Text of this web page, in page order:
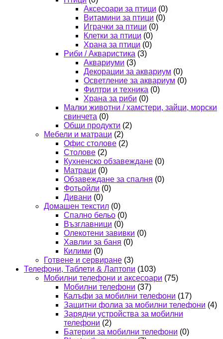
Аксесоари за птици (0)
Витамини за птици (0)
Играчки за птици (0)
Клетки за птици (0)
Храна за птици (0)
Риби / Акваристика (3)
Аквариуми (3)
Декорации за аквариум (0)
Осветление за аквариум (0)
Филтри и техника (0)
Храна за риби (0)
Малки животни / хамстери, зайци, морски
свинчета (0)
Общи продукти (2)
Мебели и матраци (2)
Офис столове (2)
Столове (2)
Кухненско обзавеждане (0)
Матраци (0)
Обзавеждане за спалня (0)
Фотьойли (0)
Дивани (0)
Домашен текстил (0)
Спално бельо (0)
Възглавници (0)
Олекотени завивки (0)
Хавлии за баня (0)
Килими (0)
Готвене и сервиране (3)
Телефони, Таблети & Лаптопи (103)
Мобилни телефони и аксесоари (75)
Мобилни телефони (37)
Калъфи за мобилни телефони (17)
Защитни фолиа за мобилни телефони (4)
Зарядни устройства за мобилни
телефони (2)
Батерии за мобилни телефони (0)